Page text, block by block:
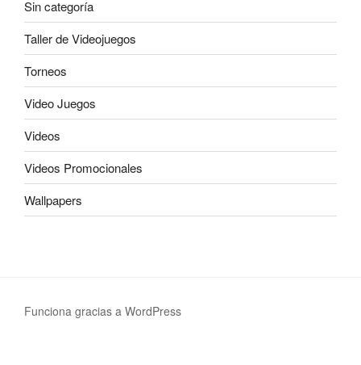
Sin categoría
Taller de Videojuegos
Torneos
Video Juegos
Videos
Videos Promocionales
Wallpapers
Funciona gracias a WordPress